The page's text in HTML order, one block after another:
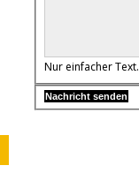
Nur einfacher Text.